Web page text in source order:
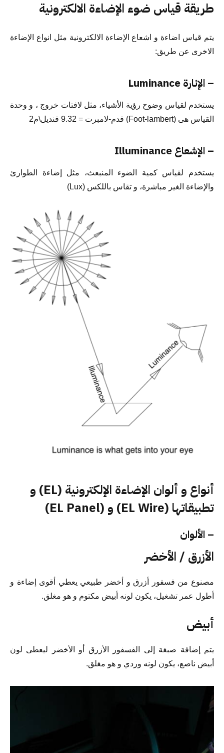
طريقة قياس ضوء الإضاءة الالكترونية
يتم قياس اضاءة و اشعاع الإضاءة الالكترونية مثل انواع الإضاءة
الاخرى عن طريق:
– الإنارة Luminance
يستخدم لقياس وضوح رؤية الأشياء، مثل لافتات خروج ، و وحدة
القياس هى (Foot-lambert) قدم-لامبرت = 9.32 قنديل\م2
– الإشعاع Illuminance
يستخدم لقياس كمية الضوء المنبعث، مثل إضاءة الطوارئ
والإضاءة الغير مباشرة، و تقاس باللكس (Lux)
أنواع و ألوان الإضاءة الإلكترونية (EL) و
تطبيقاتها (EL Wire) و (EL Panel)
– الألوان
الأزرق / الأخضر
مصنوع من فسفور أزرق و أخضر طبيعي يعطي أقوى إضاءة و
أطول عمر تشغيل، يكون لونه أبيض مكتوم و هو مغلق.
أبيض
يتم إضافة صبغة إلى الفسفور الأزرق أو الأخضر ليعطى لون
أبيض ناصع، يكون لونه وردي و هو مغلق.